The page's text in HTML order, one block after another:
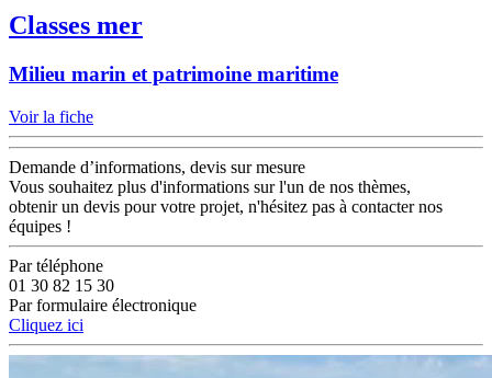
Classes mer
Milieu marin et patrimoine maritime
Voir la fiche
Demande d’informations, devis sur mesure
Vous souhaitez plus d'informations sur l'un de nos thèmes,
obtenir un devis pour votre projet, n'hésitez pas à contacter nos
équipes !
Par téléphone
01 30 82 15 30
Par formulaire électronique
Cliquez ici